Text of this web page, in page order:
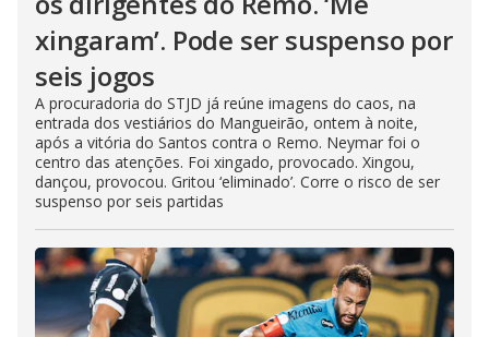
xingaram’. Pode ser suspenso por
seis jogos
A procuradoria do STJD já reúne imagens do caos, na
entrada dos vestiários do Mangueirão, ontem à noite,
após a vitória do Santos contra o Remo. Neymar foi o
centro das atenções. Foi xingado, provocado. Xingou,
dançou, provocou. Gritou ‘eliminado’. Corre o risco de ser
suspenso por seis partidas